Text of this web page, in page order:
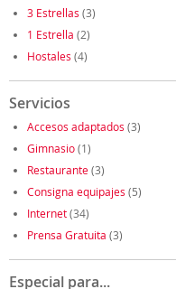
3 Estrellas (3)
1 Estrella (2)
Hostales (4)
Servicios
Accesos adaptados (3)
Gimnasio(1)
Restaurante(3)
Consigna equipajes (5)
Internet(34)
Prensa Gratuita (3)
Especial para...